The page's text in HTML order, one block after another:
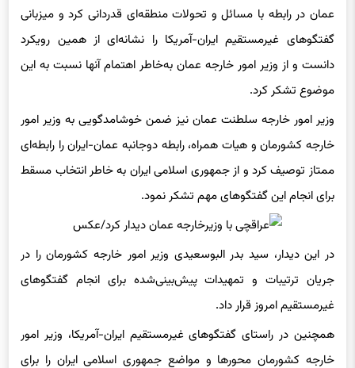
عمان در رابطه با مسائل و تحولات منطقه‌ای قدردانی کرد و میزبانی
گفتگوهای غیرمستقیم ایران-آمریکا را نشانه‌ای از همین رویکرد
دانست و از وزیر امور خارجه عمان به‌خاطر اهتمام آنها نسبت به این
موضوع تشکر کرد.
وزیر امور خارجه سلطنت عمان نیز ضمن خوشامدگویی به وزیر امور
خارجه کشورمان و هیات همراه، رابطه دوجانبه عمان-ایران را رابطه‌ای
ممتاز توصیف کرد و از جمهوری اسلامی ایران به خاطر انتخاب مسقط
برای انجام این گفتگوهای مهم تشکر نمود.
در این دیدار، سید بدر البوسعیدی وزیر امور خارجه کشورمان را در
جریان ترتیبات و تمهیدات پیش‌بینی‌شده برای انجام گفتگوهای
غیرمستقیم امروز قرار داد.
همچنین در راستای گفتگوهای غیرمستقیم ایران-آمریکا، وزیر امور
خارجه کشورمان محورها و مواضع جمهوری اسلامی ایران را برای